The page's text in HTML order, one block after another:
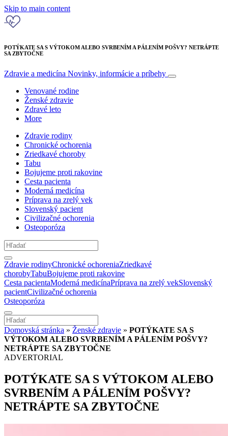
Skip to main content
POTÝKATE SA S VÝTOKOM ALEBO SVRBENÍM A PÁLENÍM POŠVY? NETRÁPTE
SA ZBYTOČNE
Zdravie a medicína Novinky, informácie a príbehy
Venované rodine
Ženské zdravie
Zdravé leto
More
Zdravie rodiny
Chronické ochorenia
Zriedkavé choroby
Tabu
Bojujeme proti rakovine
Cesta pacienta
Moderná medicína
Príprava na zrelý vek
Slovenský pacient
Civilizačné ochorenia
Osteoporóza
Zdravie rodinyChronické ochoreniaZriedkavé
chorobyTabuBojujeme proti rakovine
Cesta pacientaModerná medicínaPríprava na zrelý vekSlovenský
pacientCivilizačné ochorenia
Osteoporóza
Domovská stránka » Ženské zdravie » POTÝKATE SA S
VÝTOKOM ALEBO SVRBENÍM A PÁLENÍM POŠVY?
NETRÁPTE SA ZBYTOČNE
ADVERTORIAL
POTÝKATE SA S VÝTOKOM ALEBO
SVRBENÍM A PÁLENÍM POŠVY?
NETRÁPTE SA ZBYTOČNE